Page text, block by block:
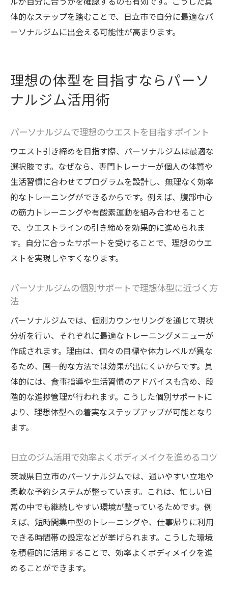
ストケア法
日立市のジム環境を活かした継続習慣のコ
に効果的な理由
ウエスト引き締めを習慣化するパーソナル
継続しやすいジム通いで理想のウエストを
キープ
パーソナルジムで楽しく続けるウエストケ
ア習慣
パーソナルジム利用で叶えるストレスフリー習
慣
パーソナルジムが叶えるストレスフリーな
引き締め体験
日立の自然を活かしたパーソナルジムの魅
ストレスフリーなウエストケアが叶うジム
パーソナルジムで生活にゆとりを生む習慣
づくり
ジム通いがストレス軽減に繋がる理由を解
説
パーソナルジム活用で心も体もリフレッシ
パーソナルジムで目指すウエスト引き締め
成功の秘訣
ジム選びから習慣化まで成功事例を徹底解
説
パーソナルジムを活用したウエストケアの
実践ポイント
日立のパーソナルジムで理想体型を手に入
れる方法
体的なステップを踏むことで、日立市で自分に最適なパ
ーソナルジムに出会える可能性が高まります。
理想の体型を目指すならパーソ
ナルジム活用術
パーソナルジムで理想のウエストを目指すポイント
ウエスト引き締めを目指す際、パーソナルジムは最適な
選択肢です。なぜなら、専門トレーナーが個人の体質や
生活習慣に合わせてプログラムを設計し、無理なく効率
的なトレーニングができるからです。例えば、腹部中心
の筋力トレーニングや有酸素運動を組み合わせること
で、ウエストラインの引き締めを効果的に進められま
す。自分に合ったサポートを受けることで、理想のウエ
ストを実現しやすくなります。
パーソナルジムの個別サポートで理想体型に近づく方
法
パーソナルジムでは、個別カウンセリングを通じて現状
分析を行い、それぞれに最適なトレーニングメニューが
作成されます。理由は、個々の目標や体力レベルが異な
るため、画一的な方法では効果が出にくいからです。具
体的には、食事指導や生活習慣のアドバイスも含め、段
階的な進捗管理が行われます。こうした個別サポートに
より、理想体型への着実なステップアップが可能となり
ます。
日立のジム活用で効率よくボディメイクを進めるコツ
茨城県日立市のパーソナルジムでは、通いやすい立地や
柔軟な予約システムが整っています。これは、忙しい日
常の中でも継続しやすい環境が整っているためです。例
えば、短時間集中型のトレーニングや、仕事帰りに利用
できる時間帯の設定などが挙げられます。こうした環境
を積極的に活用することで、効率よくボディメイクを進
めることができます。